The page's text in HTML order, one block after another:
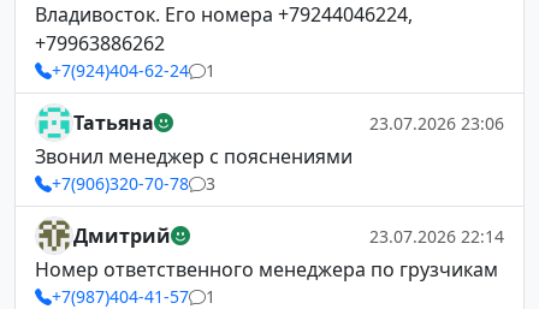
Владивосток. Его номера +79244046224,
+79963886262
+7(924)404-62-24 1
Татьяна 23.07.2026 23:06
Звонил менеджер с пояснениями
+7(906)320-70-78 3
Дмитрий 23.07.2026 22:14
Номер ответственного менеджера по грузчикам
+7(987)404-41-57 1